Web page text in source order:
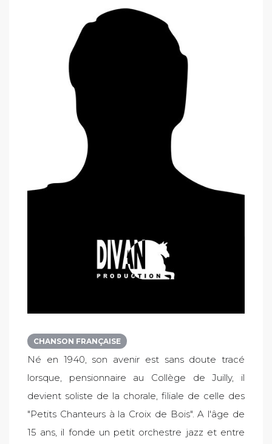
CHANSON FRANÇAISE
Né en 1940, son avenir est sans doute tracé
lorsque, pensionnaire au Collège de Juilly, il
devient soliste de la chorale, filiale de celle des
"Petits Chanteurs à la Croix de Bois". A l'âge de
15 ans, il fonde un petit orchestre jazz et entre